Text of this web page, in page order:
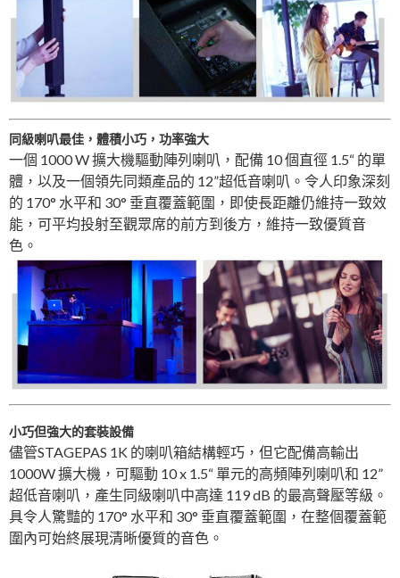
同級喇叭最佳，體積小巧，功率強大
一個 1000 W 擴大機驅動陣列喇叭，配備 10 個直徑 1.5“ 的單
體，以及一個領先同類產品的 12”超低音喇叭。令人印象深刻
的 170° 水平和 30° 垂直覆蓋範圍，即使長距離仍維持一致效
能，可平均投射至觀眾席的前方到後方，維持一致優質音
色。
小巧但強大的套裝設備
儘管STAGEPAS 1K 的喇叭箱結構輕巧，但它配備高輸出
1000W 擴大機，可驅動 10 x 1.5“ 單元的高頻陣列喇叭和 12”
超低音喇叭，產生同級喇叭中高達 119 dB 的最高聲壓等級。
具令人驚豔的 170° 水平和 30° 垂直覆蓋範圍，在整個覆蓋範
圍內可始終展現清晰優質的音色。